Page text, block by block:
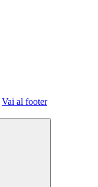
Vai al footer